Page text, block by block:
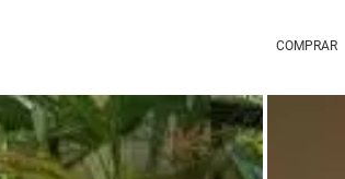
COMPRAR